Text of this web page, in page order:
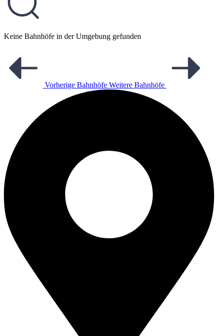
Keine Bahnhöfe in der Umgebung gefunden
Vorherige Bahnhöfe Weitere Bahnhöfe